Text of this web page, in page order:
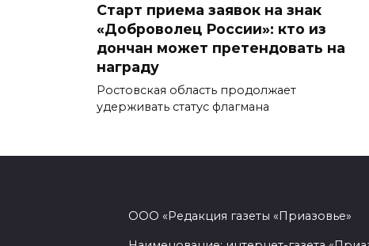
Старт приема заявок на знак
«Доброволец России»: кто из
дончан может претендовать на
награду
Ростовская область продолжает
удерживать статус флагмана
ООО «Редакция газеты «Приазовье»